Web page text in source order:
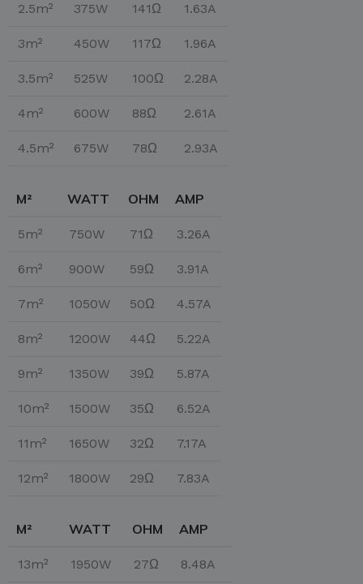
2.5m² 375W 141Ω 1.63A
3m² 450W 117Ω 1.96A
3.5m² 525W 100Ω 2.28A
4m² 600W 88Ω 2.61A
4.5m² 675W 78Ω 2.93A
M² WATT OHM AMP
5m² 750W 71Ω 3.26A
6m² 900W 59Ω 3.91A
7m² 1050W 50Ω 4.57A
8m² 1200W 44Ω 5.22A
9m² 1350W 39Ω 5.87A
10m² 1500W 35Ω 6.52A
11m² 1650W 32Ω 7.17A
12m² 1800W 29Ω 7.83A
M² WATT OHM AMP
13m² 1950W 27Ω 8.48A